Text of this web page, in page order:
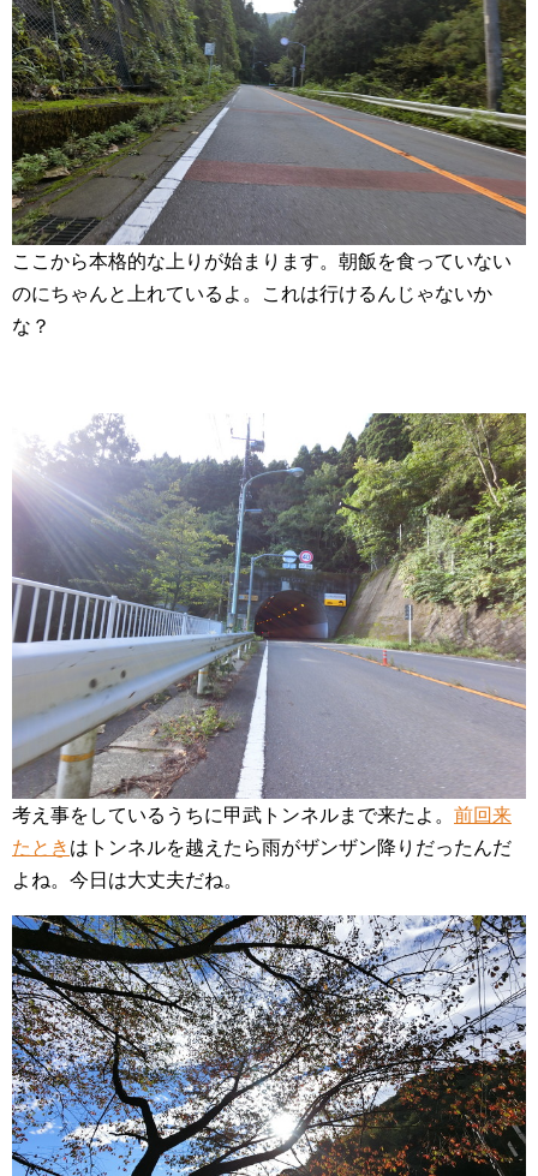
ここから本格的な上りが始まります。朝飯を食っていない
のにちゃんと上れているよ。これは行けるんじゃないか
な？
考え事をしているうちに甲武トンネルまで来たよ。 前回来
たとき はトンネルを越えたら雨がザンザン降りだったんだ
よね。今日は大丈夫だね。